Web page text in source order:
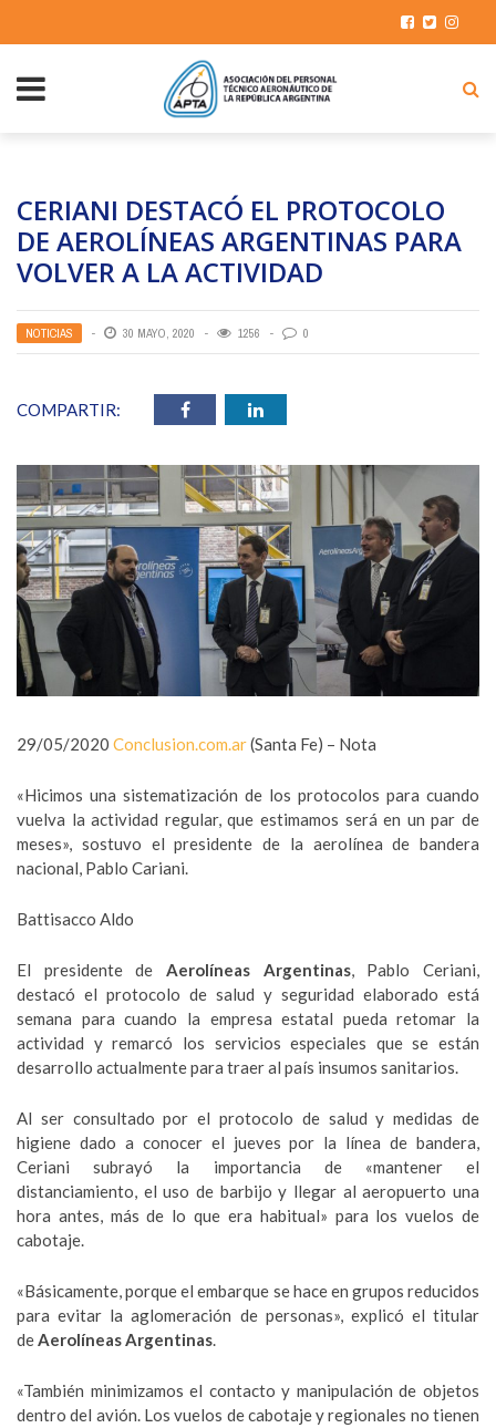
CERIANI DESTACÓ EL PROTOCOLO
DE AEROLÍNEAS ARGENTINAS PARA
VOLVER A LA ACTIVIDAD
NOTICIAS 30 MAYO, 2020 1256 0
COMPARTIR:
29/05/2020 Conclusion.com.ar(Santa Fe) – Nota
«Hicimos una sistematización de los protocolos para cuando
vuelva la actividad regular, que estimamos será en un par de
meses», sostuvo el presidente de la aerolínea de bandera
nacional, Pablo Cariani.
Battisacco Aldo
El presidente de Aerolíneas Argentinas, Pablo Ceriani,
destacó el protocolo de salud y seguridad elaborado está
semana para cuando la empresa estatal pueda retomar la
actividad y remarcó los servicios especiales que se están
desarrollo actualmente para traer al país insumos sanitarios.
Al ser consultado por el protocolo de salud y medidas de
higiene dado a conocer el jueves por la línea de bandera,
Ceriani subrayó la importancia de «mantener el
distanciamiento, el uso de barbijo y llegar al aeropuerto una
hora antes, más de lo que era habitual» para los vuelos de
cabotaje.
«Básicamente, porque el embarque se hace en grupos reducidos
para evitar la aglomeración de personas», explicó el titular
deAerolíneas Argentinas.
«También minimizamos el contacto y manipulación de objetos
dentro del avión. Los vuelos de cabotaje y regionales no tienen